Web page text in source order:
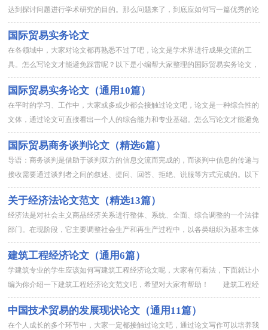
达到探讨问题进行学术研究的目的。那么问题来了，到底应如何写一篇优秀的论
文呢？下面是小编精心整理的国际贸易实务论文，欢迎大家分享。国...
国际贸易实务论文
在各领域中，大家对论文都再熟悉不过了吧，论文是学术界进行成果交流的工
具。怎么写论文才能避免踩雷呢？以下是小编帮大家整理的国际贸易实务论文，
仅供参考，大家一起来看看吧。国际贸易实务论文11、把POCIB...
国际贸易实务论文（通用10篇）
在平时的学习、工作中，大家或多或少都会接触过论文吧，论文是一种综合性的
文体，通过论文可直接看出一个人的综合能力和专业基础。怎么写论文才能避免
踩雷呢？以下是小编帮大家整理的国际贸易实务论文（通用10篇），...
国际贸易商务谈判论文（精选6篇）
导语：商务谈判是借助于谈判双方的信息交流而完成的，而谈判中信息的传递与
接收需要通过谈判者之间的叙述、提问、回答、拒绝、说服等方式完成的。以下
是小编为大家整理的国际贸易商务谈判论文，欢迎大家阅读与借鉴！...
关于经济法论文范文（精选13篇）
经济法是对社会主义商品经济关系进行整体、系统、全面、综合调整的一个法律
部门。在现阶段，它主要调整社会生产和再生产过程中，以各类组织为基本主体
所参加的经济管理关系和一定范围的经营协调关系。下面小编为大家...
建筑工程经济论文（通用6篇）
学建筑专业的学生应该如何写建筑工程经济论文呢，大家有何看法，下面就让小
编为你介绍一下建筑工程经济论文范文吧，希望对大家有帮助！ 建筑工程经
济论文 篇1 摘要：市场经济背景下，宏观经济发展状况对工程造...
中国技术贸易的发展现状论文（通用11篇）
在个人成长的多个环节中，大家一定都接触过论文吧，通过论文写作可以培养我